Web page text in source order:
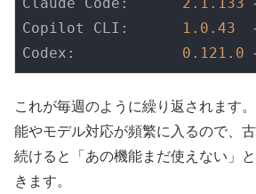
Copilot CLI:
1.0 .43
Codex: 0.121 .0
これが毎週のように繰り返されます
能やモデル対応が頻繁に入るので、
続けると「あの機能まだ使えない」
きます。